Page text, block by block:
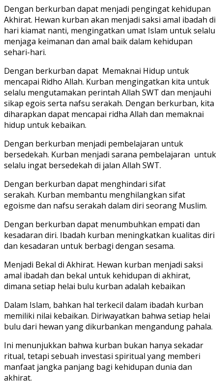
Dengan berkurban dapat menjadi pengingat kehidupan
Akhirat. Hewan kurban akan menjadi saksi amal ibadah di
hari kiamat nanti, mengingatkan umat Islam untuk selalu
menjaga keimanan dan amal baik dalam kehidupan
sehari-hari.
Dengan berkurban dapat Memaknai Hidup untuk
mencapai Ridho Allah. Kurban mengingatkan kita untuk
selalu mengutamakan perintah Allah SWT dan menjauhi
sikap egois serta nafsu serakah. Dengan berkurban, kita
diharapkan dapat mencapai ridha Allah dan memaknai
hidup untuk kebaikan.
Dengan berkurban menjadi pembelajaran untuk
bersedekah. Kurban menjadi sarana pembelajaran untuk
selalu ingat bersedekah di jalan Allah SWT.
Dengan berkurban dapat menghindari sifat
serakah. Kurban membantu menghilangkan sifat
egoisme dan nafsu serakah dalam diri seorang Muslim.
Dengan berkurban dapat menumbuhkan empati dan
kesadaran diri. Ibadah kurban meningkatkan kualitas diri
dan kesadaran untuk berbagi dengan sesama.
Menjadi Bekal di Akhirat. Hewan kurban menjadi saksi
amal ibadah dan bekal untuk kehidupan di akhirat,
dimana setiap helai bulu kurban adalah kebaikan
Dalam Islam, bahkan hal terkecil dalam ibadah kurban
memiliki nilai kebaikan. Diriwayatkan bahwa setiap helai
bulu dari hewan yang dikurbankan mengandung pahala.
Ini menunjukkan bahwa kurban bukan hanya sekadar
ritual, tetapi sebuah investasi spiritual yang memberi
manfaat jangka panjang bagi kehidupan dunia dan
akhirat.